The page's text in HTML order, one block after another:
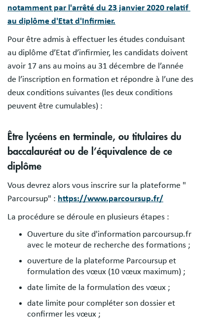
notamment par l'arrêté du 23 janvier 2020 relatif
au diplôme d'Etat d'Infirmier.
Pour être admis à effectuer les études conduisant
au diplôme d’Etat d’infirmier, les candidats doivent
avoir 17 ans au moins au 31 décembre de l’année
de l’inscription en formation et répondre à l’une des
deux conditions suivantes (les deux conditions
peuvent être cumulables) :
Être lycéens en terminale, ou titulaires du
baccalauréat ou de l’équivalence de ce
diplôme
Vous devrez alors vous inscrire sur la plateforme "
Parcoursup" : https://www.parcoursup.fr/
La procédure se déroule en plusieurs étapes :
Ouverture du site d'information parcoursup.fr
avec le moteur de recherche des formations ;
ouverture de la plateforme Parcoursup et
formulation des vœux (10 vœux maximum) ;
date limite de la formulation des vœux ;
date limite pour compléter son dossier et
confirmer les vœux ;